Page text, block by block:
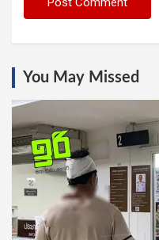
You May Missed